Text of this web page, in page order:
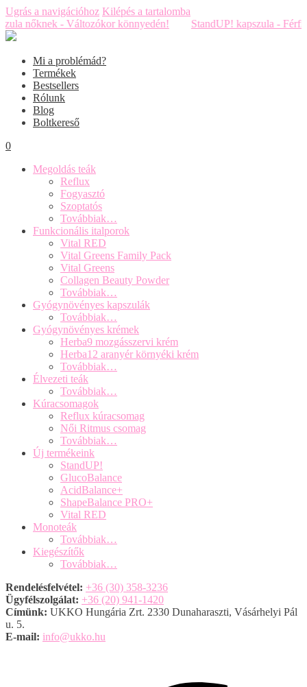
Ugrás a navigációhoz Kilépés a tartalomba
nőknek - Változókor könnyedén!
StandUP! kapszula -
Mi a problémád?
Termékek
Bestsellers
Rólunk
Blog
Boltkereső
0
Megoldás teák
Reflux
Fogyasztó
Szoptatós
Továbbiak…
Funkcionális italporok
Vital RED
Vital Greens Family Pack
Vital Greens
Collagen Beauty Powder
Továbbiak…
Gyógynövényes kapszulák
Továbbiak…
Gyógynövényes krémek
Herba9 mozgásszervi krém
Herba12 aranyér környéki krém
Továbbiak…
Élvezeti teák
Továbbiak…
Kúracsomagok
Reflux kúracsomag
Női Ritmus csomag
Továbbiak…
Új termékeink
StandUP!
GlucoBalance
AcidBalance+
ShapeBalance PRO+
Vital RED
Monoteák
Továbbiak…
Kiegészítők
Továbbiak…
Rendelésfelvétel: +36 (30) 358-3236
Ügyfélszolgálat: +36 (20) 941-1420
Címünk: UKKO Hungária Zrt. 2330 Dunaharaszti, Vásárhelyi Pál
u. 5.
E-mail: info@ukko.hu